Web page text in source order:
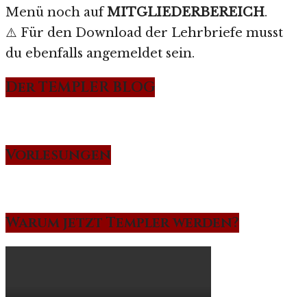
Menü noch aufMITGLIEDERBEREICH.
⚠️ Für den Download der Lehrbriefe musst
du ebenfalls angemeldet sein.
Der TEMPLER BLOG
Vorlesungen
Warum jetzt Templer werden?